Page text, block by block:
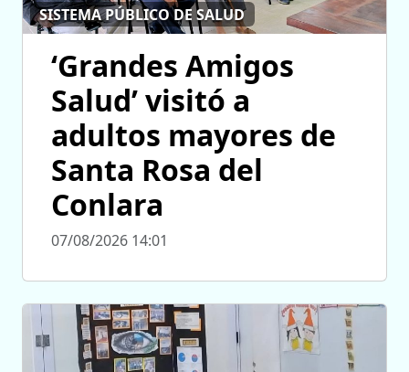
SISTEMA PÚBLICO DE SALUD
‘Grandes Amigos
Salud’ visitó a
adultos mayores de
Santa Rosa del
Conlara
07/08/2026 14:01